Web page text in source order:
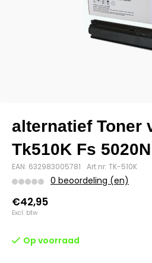
alternatief Toner
Tk510K Fs
EAN: 632983005781 Art.nr: TK-510K
0 beoordeling (en)
€42,95
Excl. btw
Op voorraad